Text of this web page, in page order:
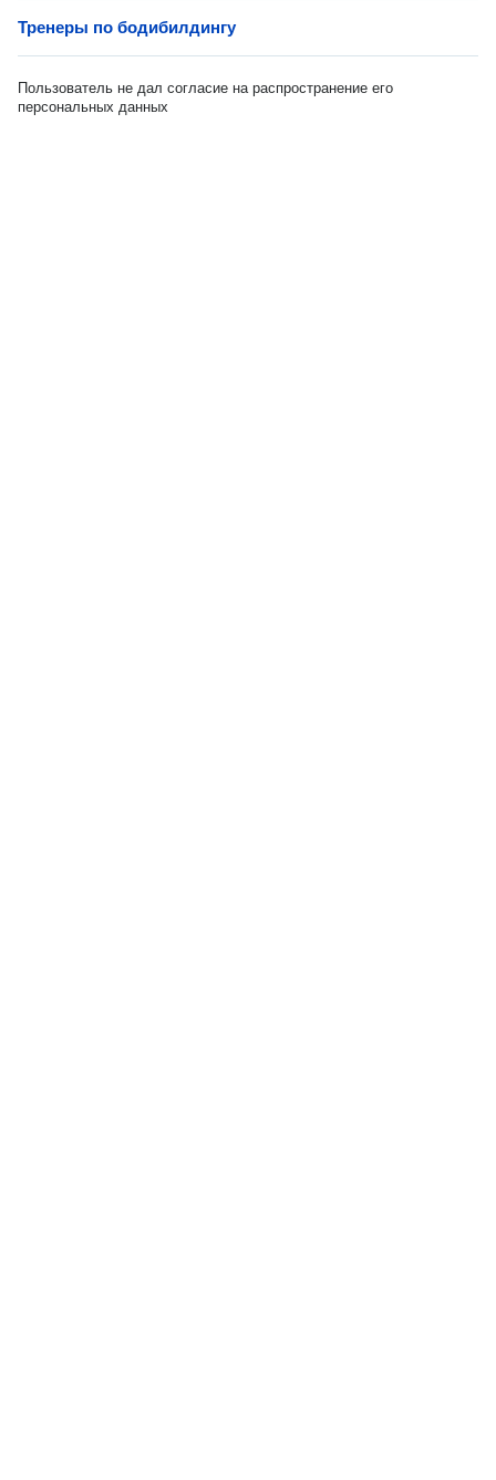
Тренеры по бодибилдингу
Пользователь не дал согласие на распространение его
персональных данных